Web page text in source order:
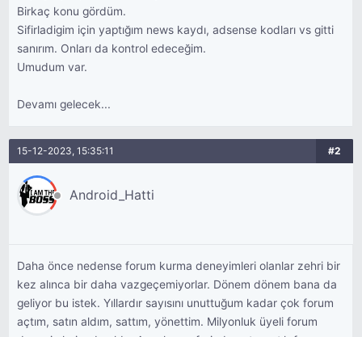
Birkaç konu gördüm.
Sifirladigim için yaptığım news kaydı, adsense kodları vs gitti
sanırım. Onları da kontrol edeceğim.
Umudum var.
Devamı gelecek...
15-12-2023, 15:35:11 #2
Android_Hatti
Daha önce nedense forum kurma deneyimleri olanlar zehri bir
kez alınca bir daha vazgeçemiyorlar. Dönem dönem bana da
geliyor bu istek. Yıllardır sayısını unuttuğum kadar çok forum
açtım, satın aldım, sattım, yönettim. Milyonluk üyeli forum